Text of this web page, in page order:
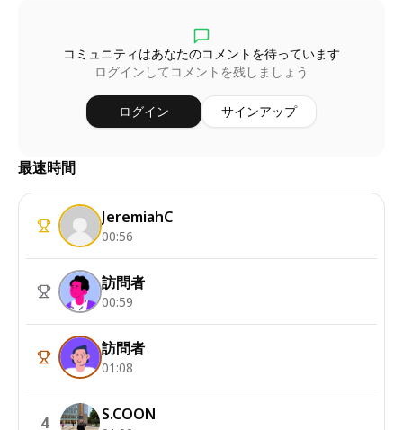
コミュニティはあなたのコメントを待っています
ログインしてコメントを残しましょう
ログイン サインアップ
最速時間
JeremiahC
00:56
訪問者
00:59
訪問者
01:08
4 S.COON